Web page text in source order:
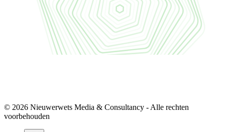
© 2026 Nieuwerwets Media & Consultancy - Alle rechten
voorbehouden